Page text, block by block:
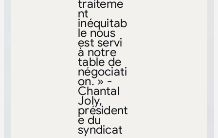
traiteme
nt
inéquitab
le nous
est servi
à notre
table de
négociati
on. » -
Chantal
Joly,
président
e du
syndicat